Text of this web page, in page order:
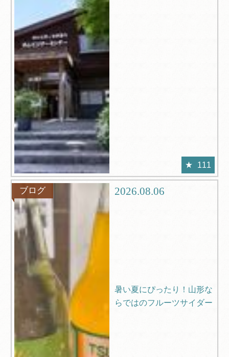
111
ブログ 2026.08.06
暑い夏にぴったり！山形な
らではのフルーツサイダー